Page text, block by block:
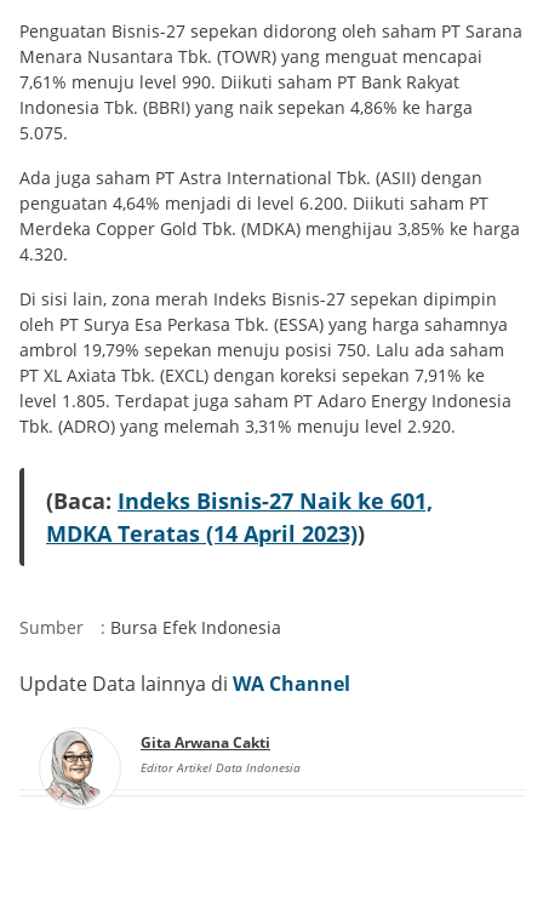
Penguatan Bisnis-27 sepekan didorong oleh saham PT Sarana
Menara Nusantara Tbk. (TOWR) yang menguat mencapai
7,61% menuju level 990. Diikuti saham PT Bank Rakyat
Indonesia Tbk. (BBRI) yang naik sepekan 4,86% ke harga
5.075.
Ada juga saham PT Astra International Tbk. (ASII) dengan
penguatan 4,64% menjadi di level 6.200. Diikuti saham PT
Merdeka Copper Gold Tbk. (MDKA) menghijau 3,85% ke harga
4.320.
Di sisi lain, zona merah Indeks Bisnis-27 sepekan dipimpin
oleh PT Surya Esa Perkasa Tbk. (ESSA) yang harga sahamnya
ambrol 19,79% sepekan menuju posisi 750. Lalu ada saham
PT XL Axiata Tbk. (EXCL) dengan koreksi sepekan 7,91% ke
level 1.805. Terdapat juga saham PT Adaro Energy Indonesia
Tbk. (ADRO) yang melemah 3,31% menuju level 2.920.
(Baca: Indeks Bisnis-27 Naik ke 601,
MDKA Teratas (14 April 2023))
Sumber : Bursa Efek Indonesia
Update Data lainnya di WA Channel
Gita Arwana Cakti
Editor Artikel Data Indonesia